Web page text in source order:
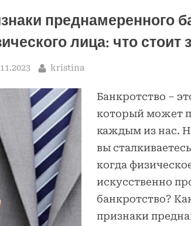
нужно
знать”
преднамеренного
лица: что стоит
By
kristina
Банкротство –
который может
каждым из нас.
вы
когда
искусственно
банкротство?
признаки